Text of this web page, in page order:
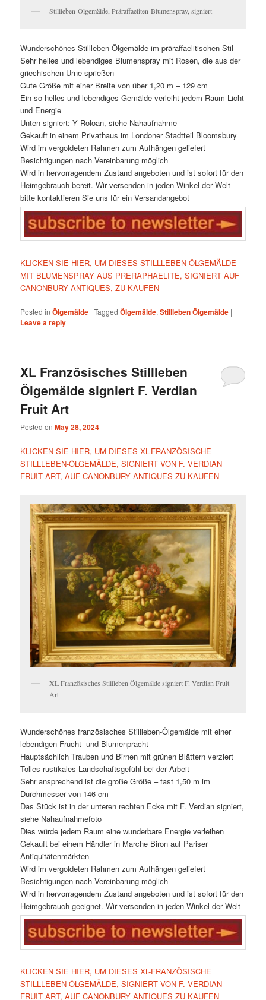
Stillleben-Ölgemälde, Präraffaeliten-Blumenspray, signiert
Wunderschönes Stillleben-Ölgemälde im präraffaelitischen Stil
Sehr helles und lebendiges Blumenspray mit Rosen, die aus der
griechischen Urne sprießen
Gute Größe mit einer Breite von über 1,20 m – 129 cm
Ein so helles und lebendiges Gemälde verleiht jedem Raum Licht
und Energie
Unten signiert: Y Roloan, siehe Nahaufnahme
Gekauft in einem Privathaus im Londoner Stadtteil Bloomsbury
Wird im vergoldeten Rahmen zum Aufhängen geliefert
Besichtigungen nach Vereinbarung möglich
Wird in hervorragendem Zustand angeboten und ist sofort für den
Heimgebrauch bereit. Wir versenden in jeden Winkel der Welt –
bitte kontaktieren Sie uns für ein Versandangebot
KLICKEN SIE HIER, UM DIESES STILLLEBEN-ÖLGEMÄLDE
MIT BLUMENSPRAY AUS PRERAPHAELITE, SIGNIERT AUF
CANONBURY ANTIQUES, ZU KAUFEN
Posted in Ölgemälde |Tagged Ölgemälde,Stillleben Ölgemälde |
Leave a reply
XL Französisches Stillleben
Ölgemälde signiert F. Verdian
Fruit Art
Posted onMay 28, 2024
KLICKEN SIE HIER, UM DIESES XL-FRANZÖSISCHE
STILLLEBEN-ÖLGEMÄLDE, SIGNIERT VON F. VERDIAN
FRUIT ART, AUF CANONBURY ANTIQUES ZU KAUFEN
XL Französisches Stillleben Ölgemälde signiert F. Verdian Fruit
Art
Wunderschönes französisches Stillleben-Ölgemälde mit einer
lebendigen Frucht- und Blumenpracht
Hauptsächlich Trauben und Birnen mit grünen Blättern verziert
Tolles rustikales Landschaftsgefühl bei der Arbeit
Sehr ansprechend ist die große Größe – fast 1,50 m im
Durchmesser von 146 cm
Das Stück ist in der unteren rechten Ecke mit F. Verdian signiert,
siehe Nahaufnahmefoto
Dies würde jedem Raum eine wunderbare Energie verleihen
Gekauft bei einem Händler in Marche Biron auf Pariser
Antiquitätenmärkten
Wird im vergoldeten Rahmen zum Aufhängen geliefert
Besichtigungen nach Vereinbarung möglich
Wird in hervorragendem Zustand angeboten und ist sofort für den
Heimgebrauch geeignet. Wir versenden in jeden Winkel der Welt
KLICKEN SIE HIER, UM DIESES XL-FRANZÖSISCHE
STILLLEBEN-ÖLGEMÄLDE, SIGNIERT VON F. VERDIAN
FRUIT ART, AUF CANONBURY ANTIQUES ZU KAUFEN